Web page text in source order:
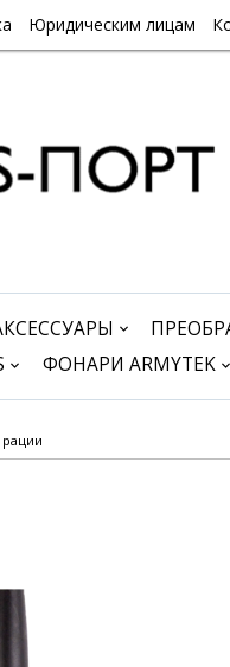
Юридическим лицам
ФОНАРИ ARMYTEK